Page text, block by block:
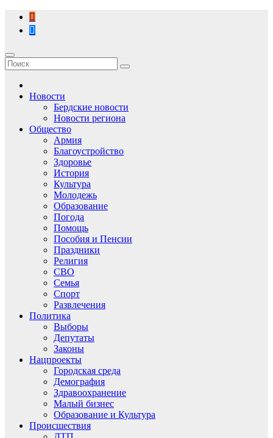
Перейти
содержимому
Новости
Бердские новости
Новости региона
Общество
Армия
Благоустройство
Здоровье
История
Культура
Молодежь
Образование
Погода
Помощь
Пособия и Пенсии
Праздники
Религия
СВО
Семья
Спорт
Развлечения
Политика
Выборы
Депутаты
Законы
Нацпроекты
Городская среда
Демография
Здравоохранение
Малый бизнес
Образование и Культура
Происшествия